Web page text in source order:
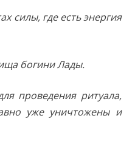
силы, где есть энергия
богини Лады.
проведения ритуала,
уже уничтожены и